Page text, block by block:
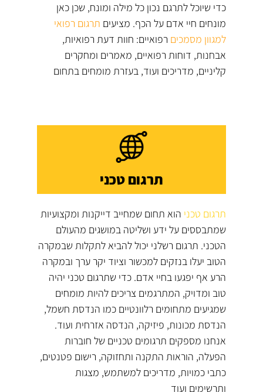
כדי שיוכל לתרגם נכון כל מילה ומונח, שכן כאן
מונחים חיי אדם על הכף. מציעים תרגום רפואי
למגוון מסמכים רפואיים: חוות דעת רפואיות,
אבחנות, דוחות רפואיים, מאמרים ומחקרים
קליניים, מדריכים ועוד, בעזרת מומחים בתחום
תרגום טכני
תרגום טכני הוא תחום שמחייב דייקנות ומקצועיות
שמתבססים על ידע ושליטה במושגים מהעולם
הטכני. תרגום רשלני יכול להביא לתקלות שבמקרה
הטוב יעלו בנזקים למכשור וציוד יקר ערך ובמקרה
הרע אף יפגעו בחיי אדם. כדי שתרגום טכני יהיה
טוב ומדויק, המתרגמים צריכים להיות מומחים
שמגיעים מתחומים רלוונטיים כמו הנדסת חשמל,
הנדסת מכונות, פיזיקה, הנדסה אזרחית ועוד.
אנחנו מספקים תרגומים טכניים של חוברות
הפעלה, הוראות התקנה ותחזוקה, רישום פטנטים,
כתבי כמויות, מדריכים למשתמש, מצגות
ותרשימים ועוד